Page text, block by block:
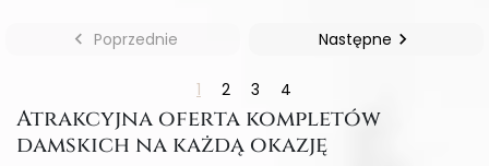
 Poprzednie
1 2 3 4
Następne 
Atrakcyjna oferta kompletów
damskich na każdą okazję